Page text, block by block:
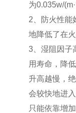
为0.035w/
2、防火性能
地降低了在
3、湿阻因子
用寿命，降
升高越慢，
会较快地进
只能依靠增